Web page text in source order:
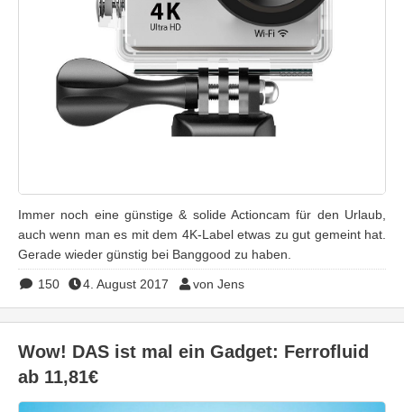
Immer noch eine günstige & solide Actioncam für den Urlaub,
auch wenn man es mit dem 4K-Label etwas zu gut gemeint hat.
Gerade wieder günstig bei Banggood zu haben.
150 4. August 2017 von Jens
Wow! DAS ist mal ein Gadget: Ferrofluid
ab 11,81€